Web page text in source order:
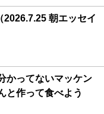
2026.7.25 朝エッセイ
かってないマッケン
と作って食べよう